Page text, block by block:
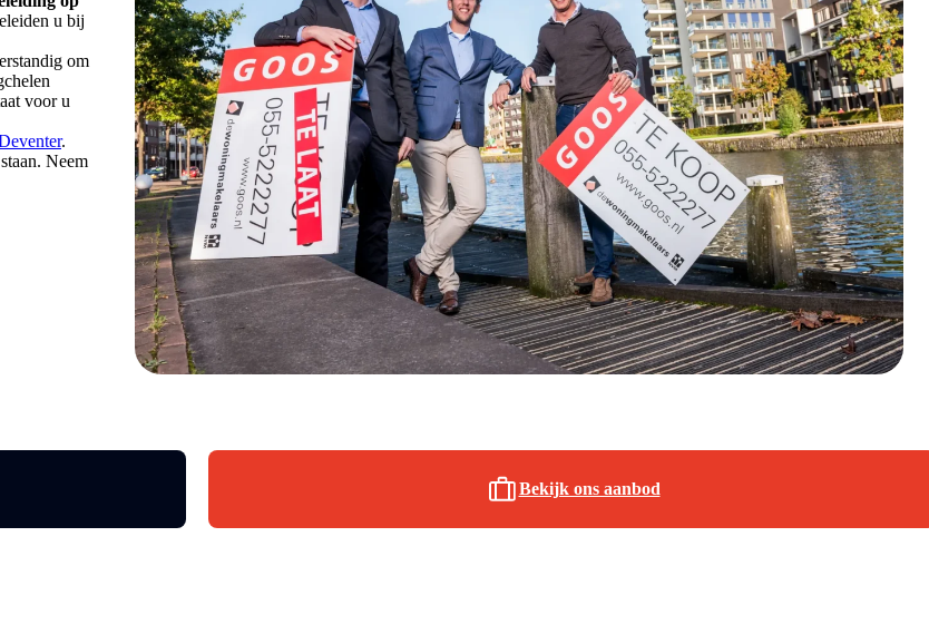
u bij
om
voor u
.
Neem
Bekijk ons aanbod